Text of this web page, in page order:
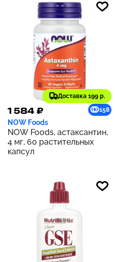
Доставка 199 р.
1 584 ₽ 158
NOW Foods
NOW Foods, астаксантин,
4 мг, 60 растительных
капсул